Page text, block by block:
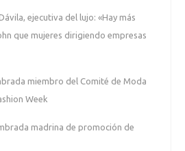
ejecutiva del lujo: «Hay más
que mujeres dirigiendo empresas
miembro del Comité de Moda
Week
madrina de promoción de